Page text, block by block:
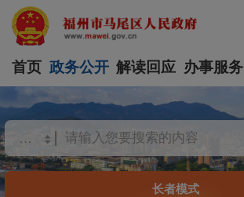
首页 政务公开 解读回应 办事服务
长者模式